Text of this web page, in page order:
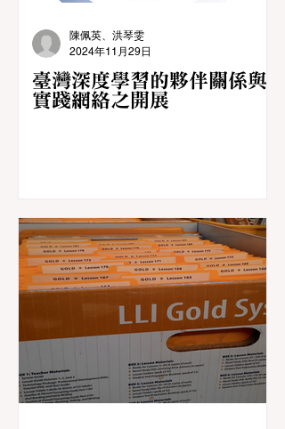
臺灣深度學習的夥伴關係與
實踐網絡之開展
陳佩英、洪琴雯
2024年11月29日